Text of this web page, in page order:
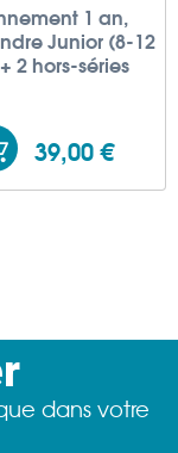
1 an,
Junior (8-12
2 hors-séries
39,00 €
dans votre